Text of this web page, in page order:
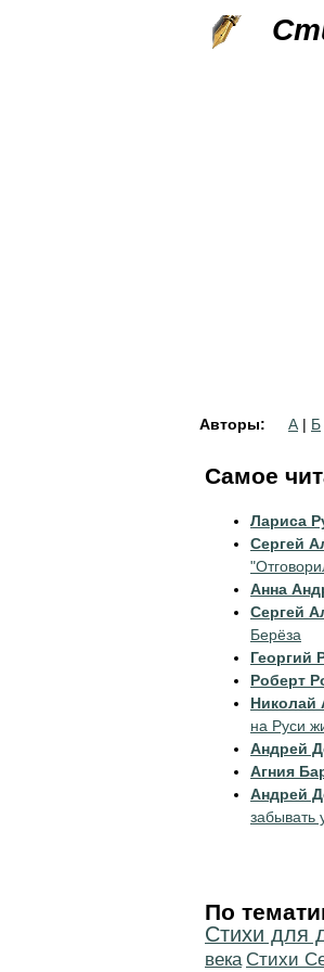
Авторы: А | Б
Самое
Лариса
Сергей
Анна
Сергей
Берёза
Георгий
Роберт
Николай
на Руси
Андрей
Агния
Андрей
забывать
По
Стихи для
века Cтихи